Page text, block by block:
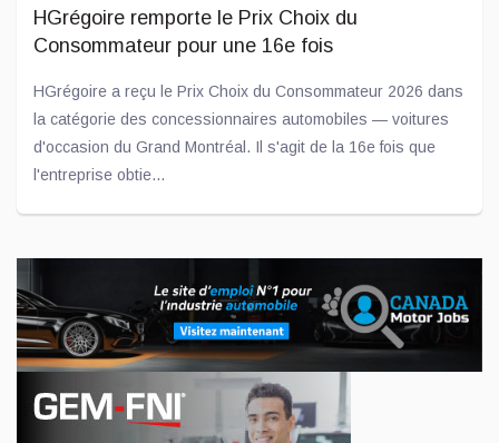
HGrégoire remporte le Prix Choix du
Consommateur pour une 16e fois
HGrégoire a reçu le Prix Choix du Consommateur 2026 dans
la catégorie des concessionnaires automobiles — voitures
d'occasion du Grand Montréal. Il s'agit de la 16e fois que
l'entreprise obtie...
Jul 02, 2026
Un engagement concret pour les jeunes : don
de 10 000 $ à l'ADOberge
L'entreprise Transit est fière d'annoncer qu'un don de 10
000 $ a été remis à l'ADOberge, un organisme essentiel
qu'elle soutient depuis plusieurs années et qui offre un